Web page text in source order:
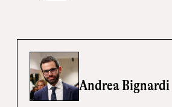
Andrea Bignardi